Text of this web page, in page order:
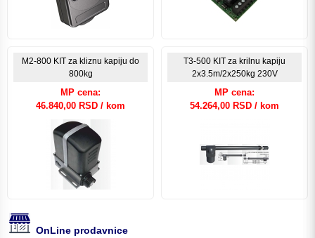
M2-800 KIT za kliznu kapiju do
800kg
MP cena:
46.840,00 RSD / kom
T3-500 KIT za krilnu kapiju
2x3.5m/2x250kg 230V
MP cena:
54.264,00 RSD / kom
OnLine prodavnice